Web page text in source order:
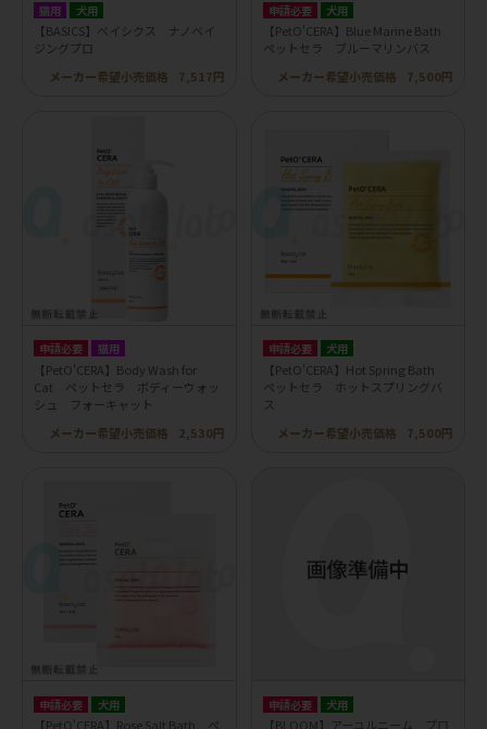
猫用 犬用
【BASICS】ベイシクス ナノベイ
ジングプロ
メーカー希望小売価格
7,517円
申請必要 犬用
【PetO'CERA】Blue Marine Bath
ペットセラ ブルーマリンバス
メーカー希望小売価格
7,500円
申請必要 猫用
【PetO'CERA】Body Wash for
Cat ペットセラ ボディーウォッ
シュ フォーキャット
メーカー希望小売価格
2,530円
申請必要 犬用
【PetO'CERA】Hot Spring Bath
ペットセラ ホットスプリングバ
ス
メーカー希望小売価格
7,500円
申請必要 犬用
【PetO'CERA】Rose Salt Bath ペ
申請必要 犬用
【BLOOM】アーユルニーム プロ